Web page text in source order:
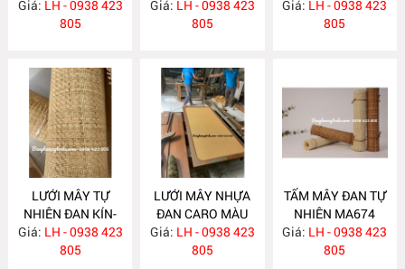
CÁNH TỦ MA842
Giá: LH - 0938 423
805
TỰ NHIÊN MA841
Giá: LH - 0938 423
805
Giá: LH - 0938 423
805
LƯỚI MÂY TỰ
NHIÊN ĐAN KÍN-
TẤM MÂY ĐAN
NONG 2 MA738
Giá: LH - 0938 423
805
LƯỚI MÂY NHỰA
ĐAN CARO MÀU
VÀNG MA675
Giá: LH - 0938 423
805
TẤM MÂY ĐAN TỰ
NHIÊN MA674
Giá: LH - 0938 423
805